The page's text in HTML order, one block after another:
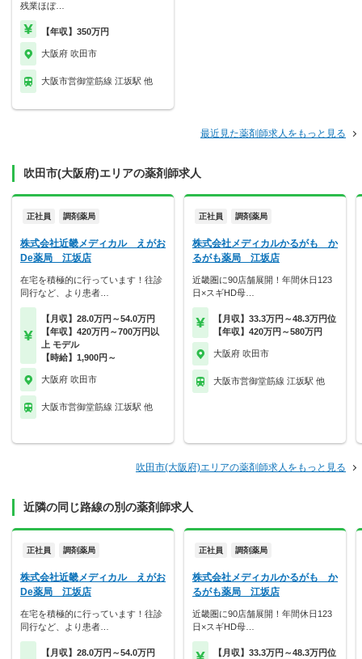
残業ほぼ…
【年収】350万円
大阪府 吹田市
大阪市営御堂筋線 江坂駅 他
最近見た薬剤師求人をもっと見る
吹田市(大阪府)エリアの薬剤師求人
正社員 調剤薬局
株式会社近畿メディカル えがお
De薬局 江坂店
在宅を積極的に行っています！往診
同行など、より患者…
【月収】28.0万円～54.0万円
【年収】420万円～700万円以
上 モデル
【時給】1,900円～
大阪府 吹田市
大阪市営御堂筋線 江坂駅 他
正社員 調剤薬局
株式会社メディカルかるがも か
るがも薬局 江坂店
近畿圏に90店舗展開！年間休日123
日×スギHD母…
【月収】33.3万円～48.3万円位
【年収】420万円～580万円
大阪府 吹田市
大阪市営御堂筋線 江坂駅 他
吹田市(大阪府)エリアの薬剤師求人をもっと見る
近隣の同じ路線の別の薬剤師求人
正社員 調剤薬局
株式会社近畿メディカル えがお
De薬局 江坂店
在宅を積極的に行っています！往診
同行など、より患者…
【月収】28.0万円～54.0万円
正社員 調剤薬局
株式会社メディカルかるがも か
るがも薬局 江坂店
近畿圏に90店舗展開！年間休日123
日×スギHD母…
【月収】33.3万円～48.3万円位